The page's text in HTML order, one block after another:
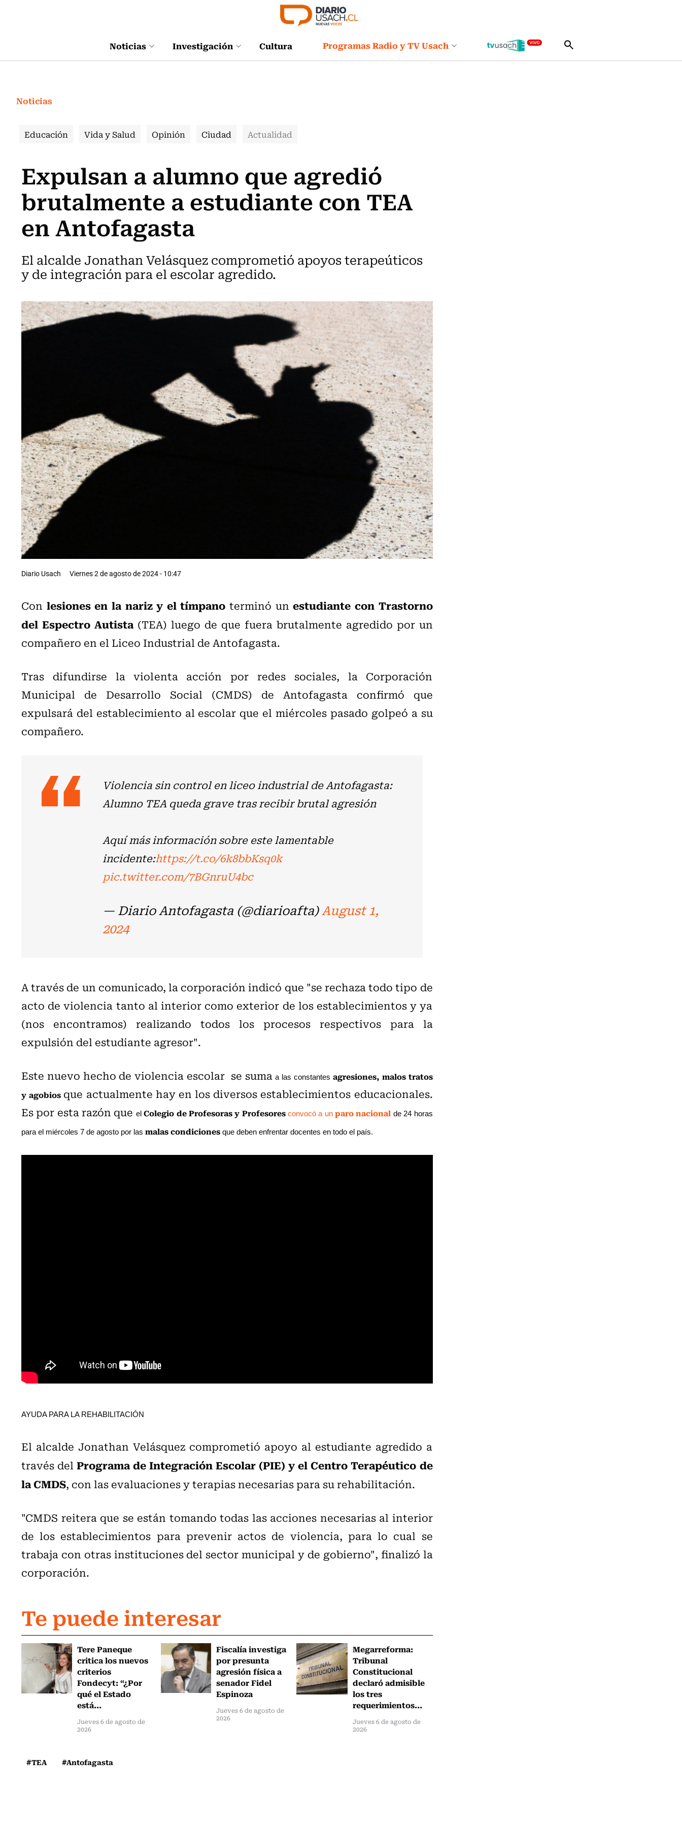
Noticias Investigación Cultura Programas Radio y TV Usach
Noticias
Educación Vida y Salud Opinión Ciudad Actualidad
Expulsan a alumno que agredió
brutalmente a estudiante con TEA
en Antofagasta
El alcalde Jonathan Velásquez comprometió apoyos terapeúticos
y de integración para el escolar agredido.
Diario Usach Viernes 2 de agosto de 2024 - 10:47
Con lesiones en la nariz y el tímpano terminó unestudiante con Trastorno
del Espectro Autista(TEA) luego de que fuera brutalmente agredido por un
compañero en el Liceo Industrial de Antofagasta.
Tras difundirse la violenta acción por redes sociales, la Corporación
Municipal de Desarrollo Social (CMDS) de Antofagasta confirmó que
expulsará del establecimiento al escolar que el miércoles pasado golpeó a su
compañero.
Violencia sin control en liceo industrial de Antofagasta:
Alumno TEA queda grave tras recibir brutal agresión
Aquí más información sobre este lamentable
incidente:https://t.co/6k8bbKsq0k
pic.twitter.com/7BGnruU4bc
— Diario Antofagasta (@diarioafta)August 1,
2024
A través de un comunicado, la corporación indicó que "se rechaza todo tipo de
acto de violencia tanto al interior como exterior de los establecimientos y ya
(nos encontramos) realizando todos los procesos respectivos para la
expulsión del estudiante agresor".
Este nuevo hecho de violencia escolar se sumaa las constantes agresiones, malos tratos
y agobios que actualmente hay en los diversos establecimientos educacionales.
Es por esta razón que elColegio de Profesoras y Profesoresconvocó a unparo nacional de 24 horas
para el miércoles 7 de agosto por las malas condiciones que deben enfrentar docentes en todo el país.
AYUDA PARA LA REHABILITACIÓN
El alcalde Jonathan Velásquez comprometió apoyo al estudiante agredido a
través delPrograma de Integración Escolar (PIE) y el Centro Terapéutico de
la CMDS, con las evaluaciones y terapias necesarias para su rehabilitación.
"CMDS reitera que se están tomando todas las acciones necesarias al interior
de los establecimientos para prevenir actos de violencia, para lo cual se
trabaja con otras instituciones del sector municipal y de gobierno", finalizó la
corporación.
Te puede interesar
Tere Paneque
critica los nuevos
criterios
Fondecyt: “¿Por
qué el Estado
está...
Jueves 6 de agosto de
2026
Fiscalía investiga
por presunta
agresión física a
senador Fidel
Espinoza
Jueves 6 de agosto de
2026
Megarreforma:
Tribunal
Constitucional
declaró admisible
los tres
requerimientos...
Jueves 6 de agosto de
2026
#TEA #Antofagasta